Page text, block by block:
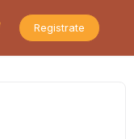
Registrate